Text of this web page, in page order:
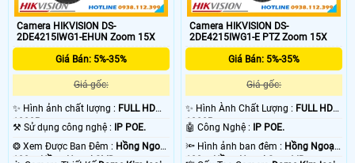
Camera HIKVISION DS-
2DE4215IWG1-EHUN Zoom 15X
Giá Bán: 5%-35%
Giá gốc:
✨ Hình ảnh chất lượng : FULL HD
1080P .
⚒ Sử dụng công nghệ :
IP POE.
❂ Xem Được Ban Đêm : Hồng Ngoại
100m Hồng Ngoại SMD.
Camera HIKVISION DS-
2DE4215IWG1-E PTZ Zoom 15X
Giá Bán: 5%-35%
Giá gốc:
✨ Hình Ành Chất Lượng : FULL HD
1080P .
🤖️ Công Nghệ :
IP POE.
🔦 Hình ảnh ban đêm : Hồng Ngoại
100m Hồng Ngoại Smart IR.